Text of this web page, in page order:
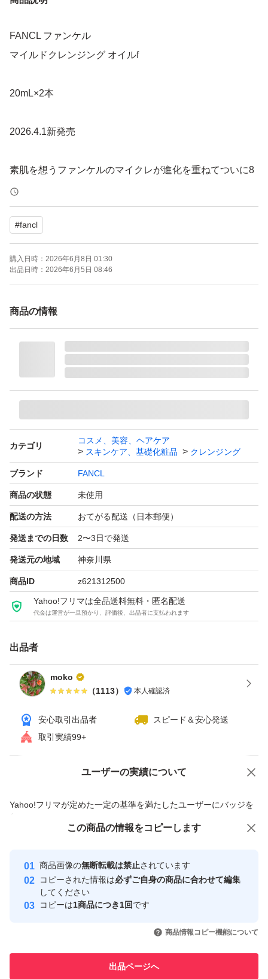
FANCL ファンケル
マイルドクレンジング オイルf
20mL×2本
2026.4.1新発売
素肌を想うファンケルのマイクレが進化を重ねてついに8
代目。
「うるおいを奪わない」×「汚れ落ち」を高次元で両立。
洗うたび、調子の良いすこやかな”うるすべ素肌”へ。
【商品特長】
1．“うるおいを奪わない”
新発想の独自洗浄技術「セレクトクレンズテクノロジー」
合。
2．“落とす機能進化”
落としにくいメイクや角栓、不要な皮脂まで溶かすオイル
を配合。
3．”濃密とろすべオイル”
「濃密とろすべオイル」により、肌あたりの良いクッショ
ン感を保ちながら、メイクも角栓もオフ。
※こちらはリニューアル後商品です。
- ブランド: FANCL
- 商品名: マイルドクレンジングオイル
- サイズ: 20ml
- 用途: メイク落とし
ご覧いただきありがとうございます。
#fancl
購入日時： 2026年6月8日 01:30
出品日時： 2026年6月5日 08:46
商品の情報
カテゴリ
コスメ、美容、ヘアケア
スキンケア、基礎化粧品
クレンジング
ブランド FANCL
商品の状態 未使用
配送の方法 おてがる配送（日本郵便）
発送までの日数 2〜3日で発送
発送元の地域 神奈川県
商品ID z621312500
Yahoo!フリマは全品送料無料・匿名配送
代金は運営が一旦預かり、評価後、出品者に支払われます
出品者
moko
（1113） 本人確認済
安心取引出品者
スピード＆安心発送
取引実績99+
ユーザーの実績について
Yahoo!フリマが定めた一定の基準を満たしたユーザーにバッジを
付与しています
安心取引出品者
心・安全なユーザーです
取引実績
引を完了させた実績があります
での取引実績があります
価格の相談 商品への質問
この商品の情報をコピーします
商品画像の無断転載は禁止されています
コピーされた情報は必ずご自身の商品に合わせて編集
してください
コピーは1商品につき1回です
商品情報コピー機能について
出品ページへ
この商品をみている人にオススメ